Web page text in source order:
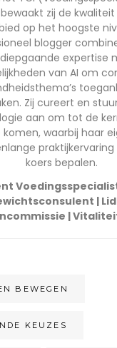
zij de
op het hoogste
blogger
expertise
van AI om
Zij cureert en
aan om tot de
komen, waarbij haar
koers bepalen.
| Lid
|
BEWEGEN
KEUZES